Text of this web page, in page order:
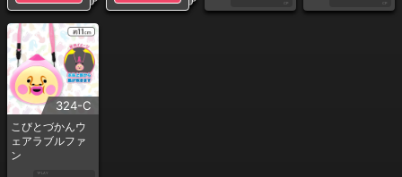
CP CP
324-C
こびとづかんウ
ェアラブルファ
ン
1PLAY